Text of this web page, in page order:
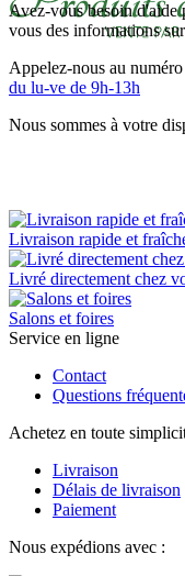
Avez-vous besoin d'aide
vous des informations
Appelez-nous au
du lu-ve de 9h-13h
Nous sommes à votre
Livraison rapide et
Livré directement chez
Salons et foires
Service en ligne
Contact
Questions
Achetez en toute
Livraison
Délais de livraison
Paiement
Nous expédions avec :